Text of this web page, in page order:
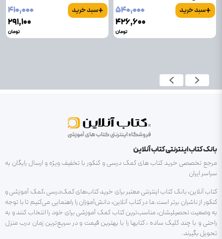
+سبد خرید
۵۴۰٬۰۰۰
۴۲۶٬۶۰۰
تومان
+سبد خرید
۴۱۰٬۰۰۰
۲۹۱٬۱۰۰
تومان
بانک کتاب اینترنتی کتاب آنلاین
مرجع تخصصی خرید کتاب های کمک درسی و کنکور با تخفیف ویژه و ارسال رایگان به
سراسر ایران
کتاب آنلاین، بانک کتاب اینترنتی معتبر برای خرید کتاب‌های کمک‌درسی ،کمک آموزشی و
کنکور از ناشران برتر است.ما در کتاب آنلاین، دانش‌آموزان را راهنمایی می‌کنیم تا با توجه
به وضعیت تحصیلیشان، مناسب‌ترین کتاب کمک آموزشی برای خود را انتخاب کنند و به
راحتی و با چند کلیک ساده ، کتابها را با بهترین قیمت و در سریع‌ترین زمان درب منزل
تحویل بگیرند.